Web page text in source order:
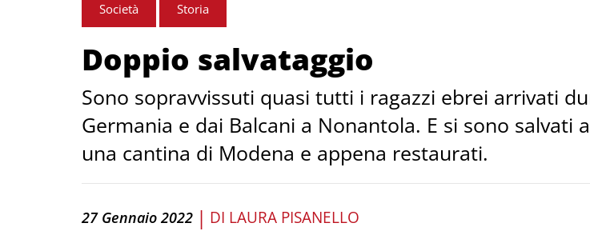
Società Storia
Doppio salvataggio
Sono sopravvissuti quasi tutti i ragazzi ebrei arrivati
Germania e dai Balcani a Nonantola. E si sono
una cantina di Modena e appena restaurati.
27 Gennaio 2022 | DI LAURA PISANELLO